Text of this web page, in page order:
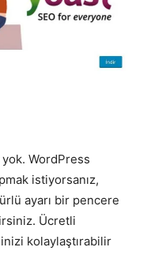
WordPress
istiyorsanız,
ayarı bir pencere
Ücretli
kolaylaştırabilir